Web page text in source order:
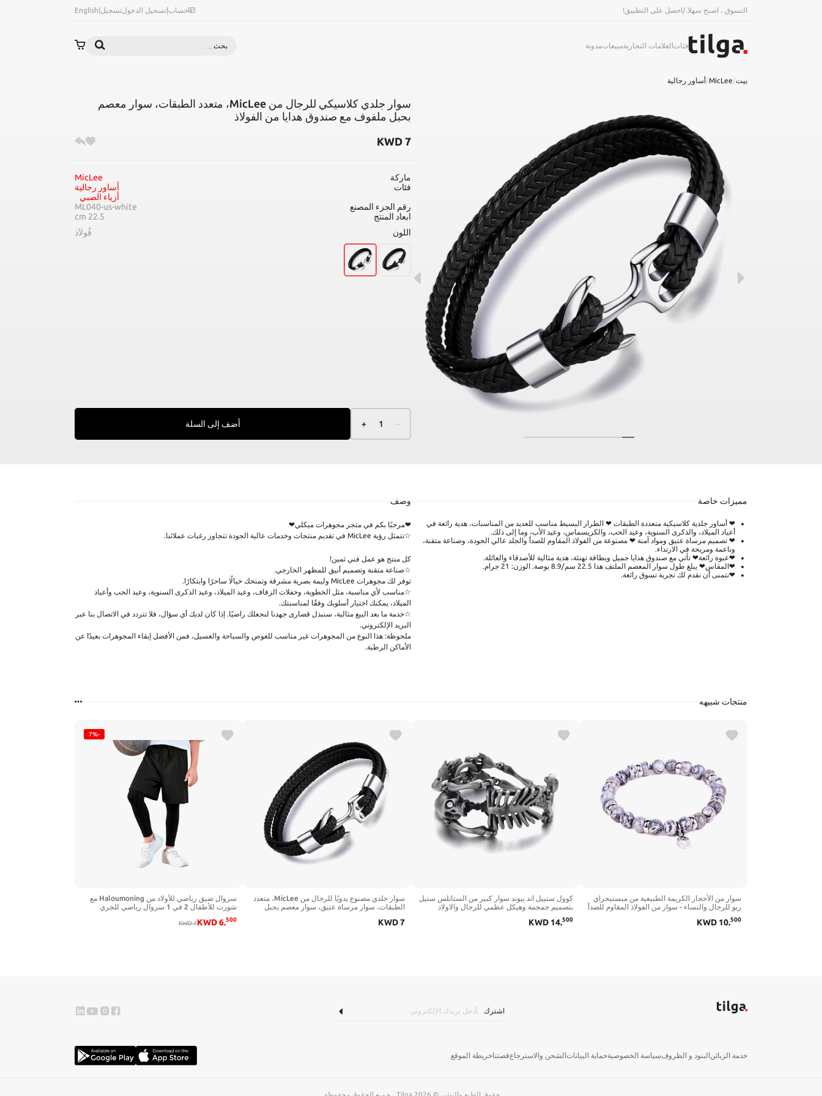
التسوق ، اصبح سهلا./احصل على التطبيق! حساب|تسجيل الدخولتسجيل|
English
فئات العلامات التجاريةمبيعاتمدونة بحث
بيت/
MicLee
/ أساور رجالية
سوار جلدي كلاسيكي للرجال من MicLee، متعدد الطبقات، سوار معصم
بحبل ملفوف مع صندوق هدايا من الفولاذ
KWD 7
ماركة
MicLee
فئات
أساور رجالية
أزياء الصبي
رقم الجزء المصنع
ML040-us-white
ابعاد المنتج
22.5 cm
اللون
فُولاَذ
–
1
+ أضف إلى السلة
مميزات خاصة
❤ أساور جلدية كلاسيكية متعددة الطبقات ❤ الطراز البسيط مناسب للعديد من المناسبات، هدية رائعة في
أعياد الميلاد، والذكرى السنوية، وعيد الحب، والكريسماس، وعيد الأب، وما إلى ذلك.
❤ تصميم مرساة عتيق ومواد آمنة ❤ مصنوعة من الفولاذ المقاوم للصدأ والجلد عالي الجودة، وصناعة متقنة،
وناعمة ومريحة في الارتداء.
❤عبوة رائعة❤ تأتي مع صندوق هدايا جميل وبطاقة تهنئة، هدية مثالية للأصدقاء والعائلة.
❤المقاس❤ يبلغ طول سوار المعصم الملتف هذا 22.5 سم/8.9 بوصة. الوزن: 21 جرام.
❤نتمنى أن نقدم لك تجربة تسوق رائعة.
وصف
❤مرحبًا بكم في متجر مجوهرات ميكلي❤
☆تتمثل رؤية MicLee في تقديم منتجات وخدمات عالية الجودة تتجاوز رغبات عملائنا.
كل منتج هو عمل فني ثمين!
☆صناعة متقنة وتصميم أنيق للمظهر الخارجي.
توفر لك مجوهرات MicLee وليمة بصرية مشرقة وتمنحك خيالًا ساحرًا وابتكارًا.
☆مناسب لأي مناسبة، مثل الخطوبة، وحفلات الزفاف، وعيد الميلاد، وعيد الذكرى السنوية، وعيد الحب وأعياد
الميلاد، يمكنك اختيار أسلوبك وفقًا لمناسبتك.
☆خدمة ما بعد البيع مثالية، سنبذل قصارى جهدنا لنجعلك راضيًا. إذا كان لديك أي سؤال، فلا تتردد في الاتصال بنا عبر
البريد الإلكتروني.
ملحوظة: هذا النوع من المجوهرات غير مناسب للغوص والسباحة والغسيل، فمن الأفضل إبقاء المجوهرات بعيدًا عن
الأماكن الرطبة.
منتجات شبيهه
سوار من الأحجار الكريمة الطبيعية من ميستيجراي
ريو للرجال والنساء - سوار من الفولاذ المقاوم للصدأ
والحب والمال والثروة - طول مرن قابل للتعديل
KWD 10.500
كوول ستييل اند بيوند سوار كبير من الستانلس ستيل
بتصميم جمجمة وهيكل عظمي للرجال والاولاد
ان ايه
KWD 14.500
سوار جلدي مصنوع يدويًا للرجال من MicLee، متعدد
الطبقات، سوار مرساة عتيق، سوار معصم بحبل
KWD7
-7%
سروال ضيق رياضي للأولاد من Haloumoning مع
شورت للأطفال 2 في 1 سروال رياضي للجري
KWD6.500
KWD7
اشترك
خدمة الزبائنالبنود و الظروفسياسة الخصوصيةحماية البياناتالشحن والاسترجاعقصتناخريطة الموقع
حقوق الطبع والنشر © Tilga 2026 ، جميع الحقوق محفوظة.